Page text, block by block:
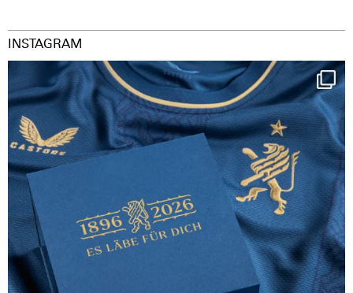
INSTAGRAM
Happy Birthday FCZ
130 years filled ...
126
3